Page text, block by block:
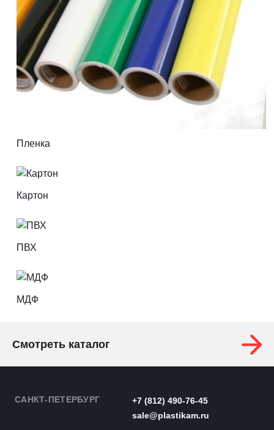
Пленка
Картон
ПВХ
МДФ
Смотреть каталог
САНКТ-ПЕТЕРБУРГ
+7 (812) 490-76-45
sale@plastikam.ru